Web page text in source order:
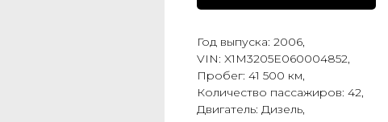
Год выпуска: 2006,
VIN: X1M3205E060004852,
Пробег: 41 500 км,
Количество пассажиров: 42,
Двигатель: Дизель,